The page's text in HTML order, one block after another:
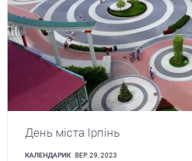
День міста Ірпінь
КАЛЕНДАРИК ВЕР. 29, 2023